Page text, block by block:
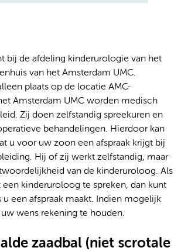
bij de afdeling kinderurologie van het
van het Amsterdam UMC.
plaats op de locatie AMC-
Amsterdam UMC worden medisch
Zij doen zelfstandig spreekuren en
behandelingen. Hierdoor kan
u voor uw zoon een afspraak krijgt bij
Hij of zij werkt zelfstandig, maar
van de kinderuroloog. Als
een kinderuroloog te spreken, dan kunt
u een afspraak maakt. Indien mogelijk
wens rekening te houden.
zaadbal (niet scrotale